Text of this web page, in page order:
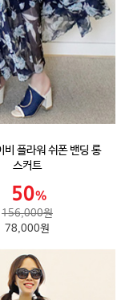
비 플라워 쉬폰 밴딩 롱
스커트
156,000원
78,000원